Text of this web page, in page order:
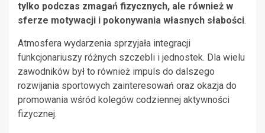
tylko podczas zmagań fizycznych, ale również w
sferze motywacji i pokonywania własnych słabości.
Atmosfera wydarzenia sprzyjała integracji
funkcjonariuszy różnych szczebli i jednostek. Dla wielu
zawodników był to również impuls do dalszego
rozwijania sportowych zainteresowań oraz okazja do
promowania wśród kolegów codziennej aktywności
fizycznej.